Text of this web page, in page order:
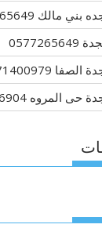
0577265649
0571400979
0562346904